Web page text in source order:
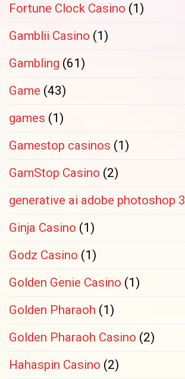
Fortune Clock Casino (1)
Gamblii Casino (1)
Gambling (61)
Game (43)
games (1)
Gamestop casinos (1)
GamStop Casino (2)
generative ai adobe photoshop 3
Ginja Casino (1)
Godz Casino (1)
Golden Genie Casino (1)
Golden Pharaoh (1)
Golden Pharaoh Casino (2)
Hahaspin Casino (2)